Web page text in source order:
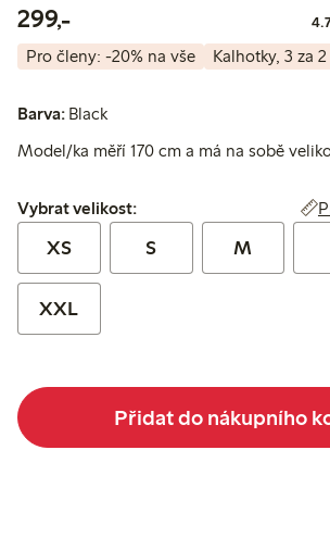
299,-299,00 Kč
Pro členy: -20% na vše Kalhotky, 3 za 2
Barva: Black
Model/ka měří 170 cm a má na sobě
Vybrat velikost:
Vybrat velikost:
XS S M
XXL
Přidat do nákupního